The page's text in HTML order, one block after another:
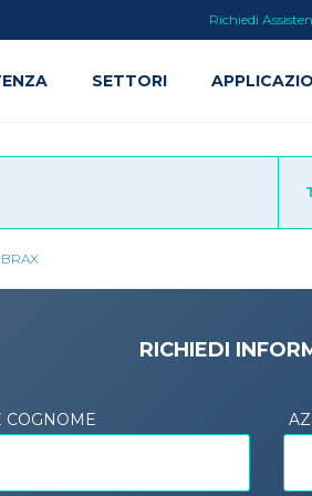
RICHIEDI
COGNOME
Richiedi
SETTORI